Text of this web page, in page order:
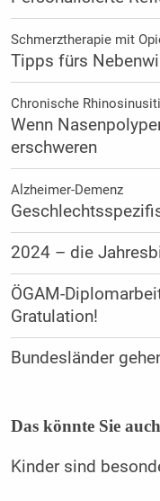
Schmerztherapie mit
Tipps fürs
Chronische
Wenn
erschweren
Alzheimer-Demenz
2024 – die
ÖGAM-
Gratulation!
Bundesländer
Das könnte Sie
Kinder sind